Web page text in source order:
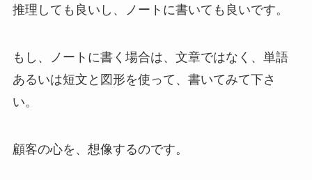
推理しても良いし、ノートに書いても良いです。
もし、ノートに書く場合は、文章ではなく、単語
あるいは短文と図形を使って、書いてみて下さ
い。
顧客の心を、想像するのです。